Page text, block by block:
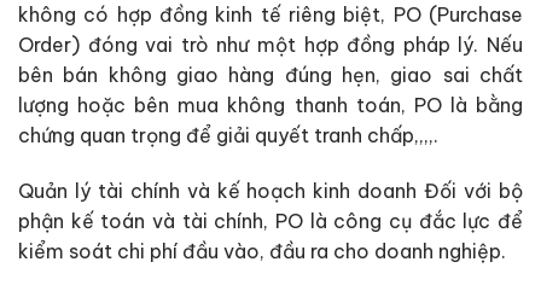
không có hợp đồng kinh tế riêng biệt, PO (Purchase
Order) đóng vai trò như một hợp đồng pháp lý. Nếu
bên bán không giao hàng đúng hẹn, giao sai chất
lượng hoặc bên mua không thanh toán, PO là bằng
chứng quan trọng để giải quyết tranh chấp,,,,.
Quản lý tài chính và kế hoạch kinh doanh Đối với bộ
phận kế toán và tài chính, PO là công cụ đắc lực để
kiểm soát chi phí đầu vào, đầu ra cho doanh nghiệp.